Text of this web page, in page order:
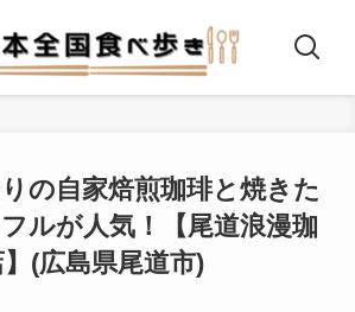
の自家焙煎珈琲と焼きた
ルが人気！【尾道浪漫珈
(広島県尾道市)